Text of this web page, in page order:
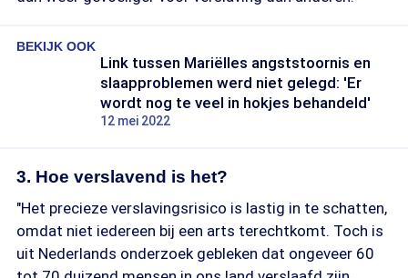
BEKIJK OOK
Link tussen Mariëlles angststoornis en
slaapproblemen werd niet gelegd: 'Er
wordt nog te veel in hokjes behandeld'
12 mei 2022
3. Hoe verslavend is het?
"Het precieze verslavingsrisico is lastig in te schatten,
omdat niet iedereen bij een arts terechtkomt. Toch is
uit Nederlands onderzoek gebleken dat ongeveer 60